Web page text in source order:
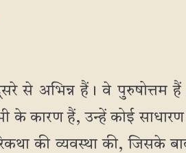
से अभिन्न हैं। वे पुरुषोत्तम
के कारण हैं, उन्हें कोई
की व्यवस्था की, जिसके